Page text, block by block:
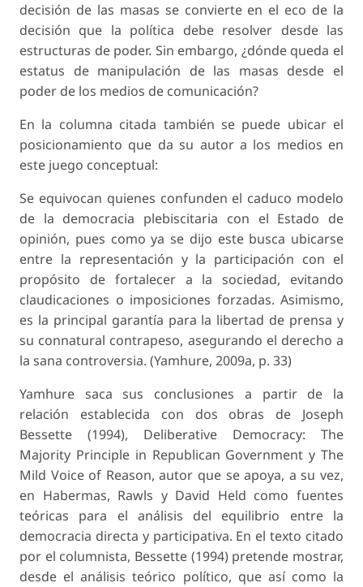
decisión de las masas se convierte en el eco de la
decisión que la política debe resolver desde las
estructuras de poder. Sin embargo, ¿dónde queda el
estatus de manipulación de las masas desde el
poder de los medios de comunicación?
En la columna citada también se puede ubicar el
posicionamiento que da su autor a los medios en
este juego conceptual:
Se equivocan quienes confunden el caduco modelo
de la democracia plebiscitaria con el Estado de
opinión, pues como ya se dijo este busca ubicarse
entre la representación y la participación con el
propósito de fortalecer a la sociedad, evitando
claudicaciones o imposiciones forzadas. Asimismo,
es la principal garantía para la libertad de prensa y
su connatural contrapeso, asegurando el derecho a
la sana controversia. (Yamhure, 2009a, p. 33)
Yamhure saca sus conclusiones a partir de la
relación establecida con dos obras de Joseph
Bessette (1994), Deliberative Democracy: The
Majority Principle in Republican Government y The
Mild Voice of Reason, autor que se apoya, a su vez,
en Habermas, Rawls y David Held como fuentes
teóricas para el análisis del equilibrio entre la
democracia directa y participativa. En el texto citado
por el columnista, Bessette (1994) pretende mostrar,
desde el análisis teórico político, que así como la